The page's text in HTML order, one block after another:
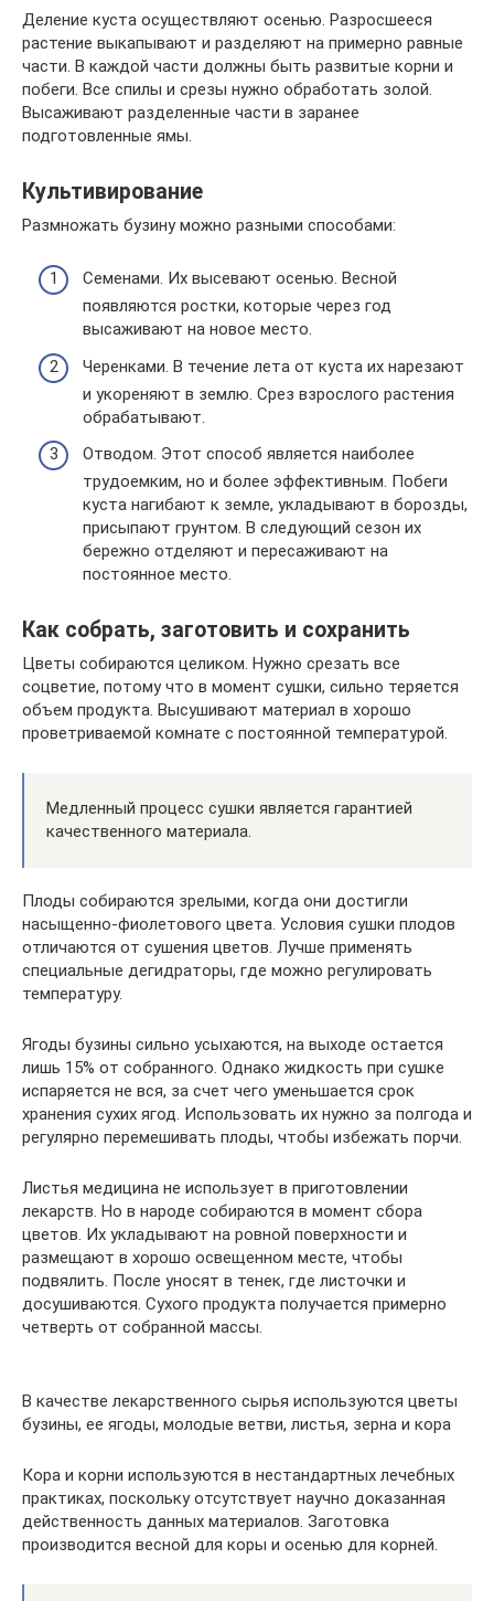
Деление куста осуществляют осенью. Разросшееся
растение выкапывают и разделяют на примерно равные
части. В каждой части должны быть развитые корни и
побеги. Все спилы и срезы нужно обработать золой.
Высаживают разделенные части в заранее
подготовленные ямы.
Культивирование
Размножать бузину можно разными способами:
Семенами. Их высевают осенью. Весной
появляются ростки, которые через год
высаживают на новое место.
Черенками. В течение лета от куста их нарезают
и укореняют в землю. Срез взрослого растения
обрабатывают.
Отводом. Этот способ является наиболее
трудоемким, но и более эффективным. Побеги
куста нагибают к земле, укладывают в борозды,
присыпают грунтом. В следующий сезон их
бережно отделяют и пересаживают на
постоянное место.
Как собрать, заготовить и сохранить
Цветы собираются целиком. Нужно срезать все
соцветие, потому что в момент сушки, сильно теряется
объем продукта. Высушивают материал в хорошо
проветриваемой комнате с постоянной температурой.
Медленный процесс сушки является гарантией
качественного материала.
Плоды собираются зрелыми, когда они достигли
насыщенно-фиолетового цвета. Условия сушки плодов
отличаются от сушения цветов. Лучше применять
специальные дегидраторы, где можно регулировать
температуру.
Ягоды бузины сильно усыхаются, на выходе остается
лишь 15% от собранного. Однако жидкость при сушке
испаряется не вся, за счет чего уменьшается срок
хранения сухих ягод. Использовать их нужно за полгода и
регулярно перемешивать плоды, чтобы избежать порчи.
Листья медицина не использует в приготовлении
лекарств. Но в народе собираются в момент сбора
цветов. Их укладывают на ровной поверхности и
размещают в хорошо освещенном месте, чтобы
подвялить. После уносят в тенек, где листочки и
досушиваются. Сухого продукта получается примерно
четверть от собранной массы.
В качестве лекарственного сырья используются цветы
бузины, ее ягоды, молодые ветви, листья, зерна и кора
Кора и корни используются в нестандартных лечебных
практиках, поскольку отсутствует научно доказанная
действенность данных материалов. Заготовка
производится весной для коры и осенью для корней.